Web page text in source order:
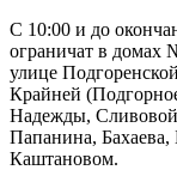
С 10:00 и до
ограничат в домах
улице
Крайней
Надежды,
Папанина, Бахаева,
Каштановом.